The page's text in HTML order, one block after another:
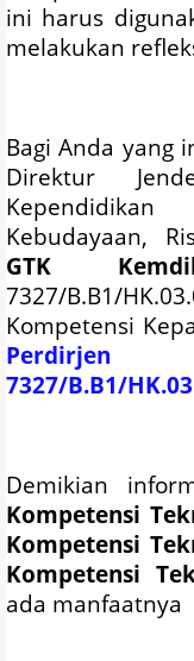
ini harus
melakukan
Bagi Anda yang
Direktur
Kebudayaan,
GTK
7327/B.B1/
Kompetensi
7327/B.B1/
Demikian
Kompetensi
Kompetensi
Kompetensi
ada manfaatnya